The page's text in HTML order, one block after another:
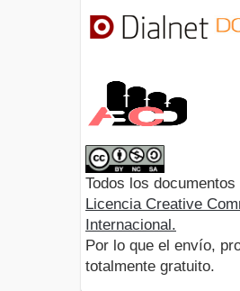
Todos los
Licencia Creative
Internacional.
Por lo que el envío,
totalmente gratuito.